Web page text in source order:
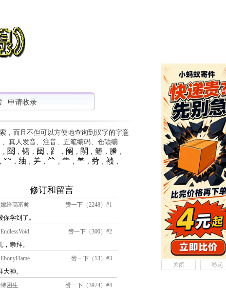
申请收录
，而且不但可以方便地查询到汉字的字意
真人发音、注音、五笔编码、仓颉编
， 䦟 ， 䦃， 䦷 ， ⻊ ， 䦶 ， 䦛 ， 䲠 ， 䲢 ，
， ⺳ ， 䌷 ， ⺶， ⺮ ， ⺧， ⺷， 䓖， 䙌，
关闭 卷起